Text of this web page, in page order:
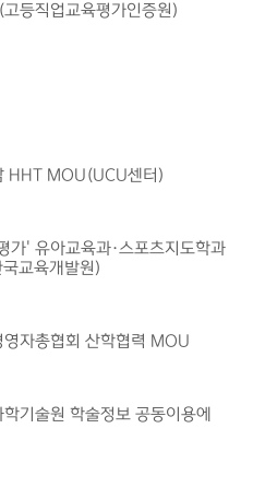
등직업교육평가인증원)
HHT MOU(UCU센터)
가' 유아교육과·스포츠지도학과
교육개발원)
자총협회 산학협력 MOU
기술원 학술정보 공동이용에